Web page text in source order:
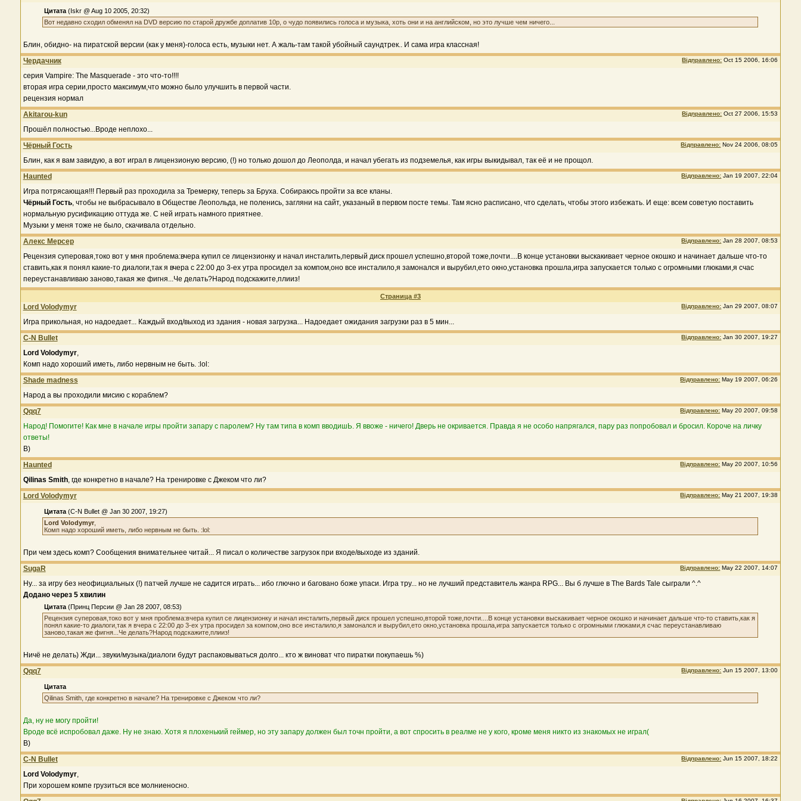
Цитата (Iskr @ Aug 10 2005, 20:32)
Вот недавно сходил обменял на DVD версию по старой дружбе доплатив 10р, о чудо появились голоса и музыка, хоть они и на английском, но это лучше чем ничего...
Блин, обидно- на пиратской версии (как у меня)-голоса есть, музыки нет. А жаль-там такой убойный саундтрек.. И сама игра классная!
Чердачник
Відправлено: Oct 15 2006, 16:06
серия Vampire: The Masquerade - это что-то!!!!
вторая игра серии,просто максимум,что можно было улучшить в первой части.
рецензия нормал
Akitarou-kun
Відправлено: Oct 27 2006, 15:53
Прошёл полностью...Вроде неплохо...
Чёрный Гость
Відправлено: Nov 24 2006, 08:05
Блин, как я вам завидую, а вот играл в лицензионую версию, (!) но только дошол до Леополда, и начал убегать из подземелья, как игры выкидывал, так её и не прощол.
Haunted
Відправлено: Jan 19 2007, 22:04
Игра потрясающая!!! Первый раз проходила за Тремерку, теперь за Бруха. Собираюсь пройти за все кланы.
Чёрный Гость, чтобы не выбрасывало в Обществе Леопольда, не поленись, загляни на сайт, указаный в первом посте темы. Там ясно расписано, что сделать, чтобы этого избежать. И еще: всем советую поставить
нормальную русификацию оттуда же. С ней играть намного приятнее.
Музыки у меня тоже не было, скачивала отдельно.
Алекс Мерсер
Відправлено: Jan 28 2007, 08:53
Рецензия суперовая,токо вот у мня проблема:вчера купил се лицензионку и начал инсталить,первый диск прошел успешно,второй тоже,почти....В конце установки выскакивает черное окошко и начинает дальше что-то
ставить,как я понял какие-то диалоги,так я вчера с 22:00 до 3-ех утра просидел за компом,оно все инсталило,я замонался и вырубил,ето окно,установка прошла,игра запускается только с огромными глюками,я счас
переустанавливаю заново,такая же фигня...Че делать?Народ подскажите,плииз!
Страница #3
Lord Volodymyr Відправлено: Jan 29 2007, 08:07
Игра прикольная, но надоедает... Каждый вход/выход из здания - новая загрузка... Надоедает ожидания загрузки раз в 5 мин...
C-N Bullet
Відправлено: Jan 30 2007, 19:27
Lord Volodymyr,
Комп надо хороший иметь, либо нервным не быть. :lol:
Shade madness
Відправлено: May 19 2007, 06:26
Народ а вы проходили мисию с кораблем?
Qqq7
Відправлено: May 20 2007, 09:58
Народ! Помогите! Как мне в начале игры пройти запару с паролем? Ну там типа в комп вводишЬ. Я ввоже - ничего! Дверь не окривается. Правда я не особо напрягался, пару раз попробовал и бросил. Короче на личку
ответы!
B)
Haunted
Відправлено: May 20 2007, 10:56
Qilinas Smith, где конкретно в начале? На тренировке с Джеком что ли?
Lord Volodymyr
Відправлено: May 21 2007, 19:38
Цитата (C-N Bullet @ Jan 30 2007, 19:27)
Lord Volodymyr
Комп надо хороший иметь, либо нервным не быть. :lol:
При чем здесь комп? Сообщения внимательнее читай... Я писал о количестве загрузок при входе/выходе из зданий.
SugaR
Відправлено: May 22 2007, 14:07
Ну... за игру без неофициальных (!) патчей лучше не садится играть... ибо глючно и баговано боже упаси. Игра тру... но не лучший представитель жанра RPG... Вы б лучше в The Bards Tale сыграли ^.^
Додано через 5 хвилин
Цитата (Принц Персии @ Jan 28 2007, 08:53)
Рецензия суперовая,токо вот у мня проблема:вчера купил се лицензионку и начал инсталить,первый диск прошел успешно,второй тоже,почти....В конце установки выскакивает черное окошко и начинает дальше что-то ставить,как я
понял какие-то диалоги,так я вчера с 22:00 до 3-ех утра просидел за компом,оно все инсталило,я замонался и вырубил,ето окно,установка прошла,игра запускается только с огромными глюками,я счас переустанавливаю
заново,такая же фигня...Че делать?Народ подскажите,плииз!
Ничё не делать) Жди... звуки/музыка/диалоги будут распаковываться долго... кто ж виноват что пиратки покупаешь %)
Qqq7
Відправлено: Jun 15 2007, 13:00
Цитата
Qilinas Smith, где конкретно в начале? На тренировке с Джеком что ли?
Да, ну не могу пройти!
Вроде всё испробовал даже. Ну не знаю. Хотя я плохенький геймер, но эту запару должен был точн пройти, а вот спросить в реалме не у кого, кроме меня никто из знакомых не играл(
B)
C-N Bullet
Відправлено: Jun 15 2007, 18:22
Lord Volodymyr,
При хорошем компе грузиться все молниеносно.